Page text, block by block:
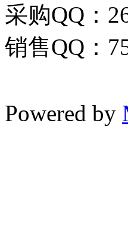
采购QQ：
销售QQ：
Powered by